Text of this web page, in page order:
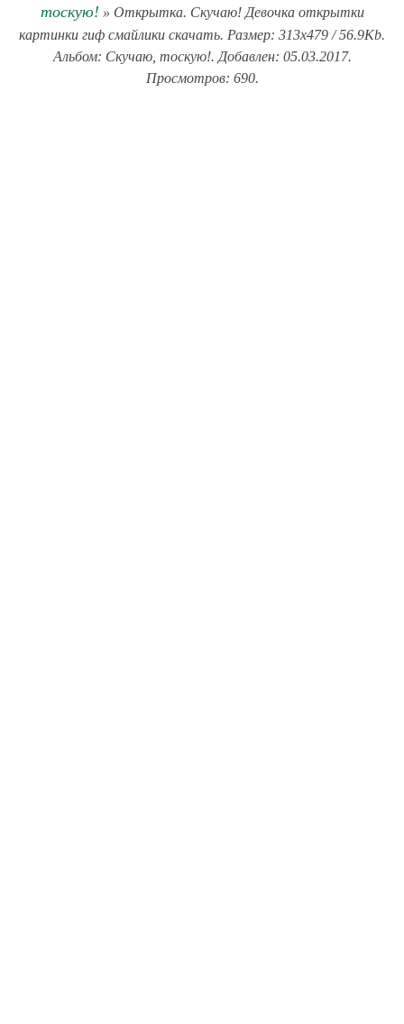
тоскую! » Открытка. Скучаю! Девочка открытки
картинки гиф смайлики скачать. Размер: 313x479 / 56.9Kb.
Альбом: Скучаю, тоскую!. Добавлен: 05.03.2017.
Просмотров: 690.